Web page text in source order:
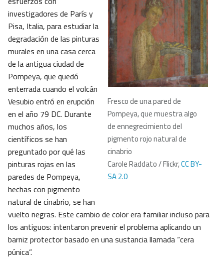
Fresco de una pared de
Pompeya, que muestra algo
de ennegrecimiento del
pigmento rojo natural de
cinabrio
Carole Raddato / Flickr,CC BY-
SA 2.0
investigadores de París y
Pisa, Italia, para estudiar la
degradación de las pinturas
murales en una casa cerca
de la antigua ciudad de
Pompeya, que quedó
enterrada cuando el volcán
Vesubio entró en erupción
en el año 79 DC. Durante
muchos años, los
científicos se han
preguntado por qué las
pinturas rojas en las
paredes de Pompeya,
hechas con pigmento
natural de cinabrio, se han
vuelto negras. Este cambio de color era familiar incluso para
los antiguos: intentaron prevenir el problema aplicando un
barniz protector basado en una sustancia llamada “cera
púnica”.